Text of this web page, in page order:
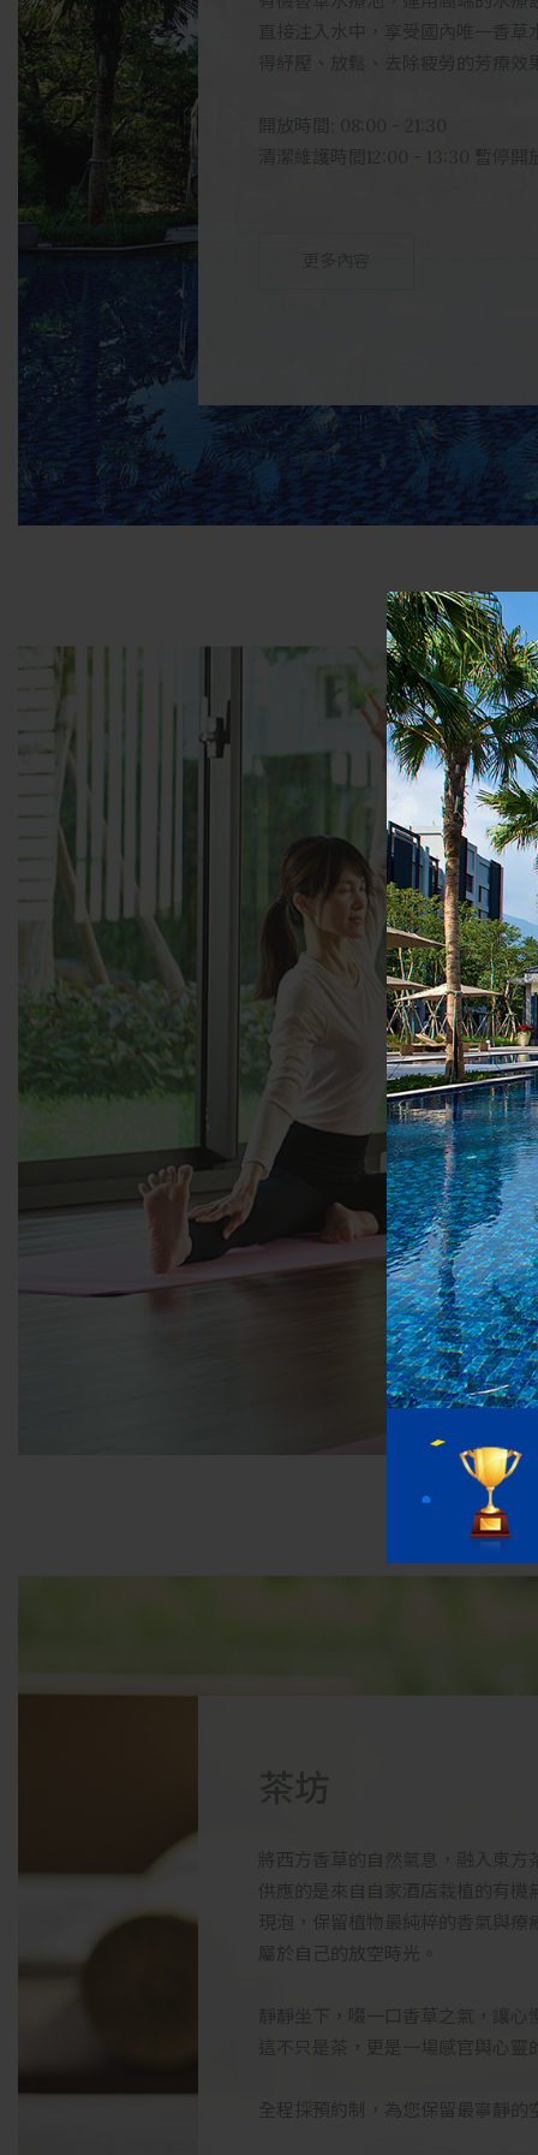
直接注入水中，享受國內唯一香
得紓壓、放鬆、去除疲勞的芳療效
開放時間: 08:00 - 21:30
清潔維護時間12:00 - 13:30 暫停開
將西方香草的自然氣息，融入東方
供應的是來自自家酒店栽植的有機
現泡，保留植物最純粹的香氣與療
屬於自己的放空時光。
靜靜坐下，啜一口香草之氣，讓心
這不只是茶，更是一場感官與心靈
全程採預約制，為您保留最寧靜的